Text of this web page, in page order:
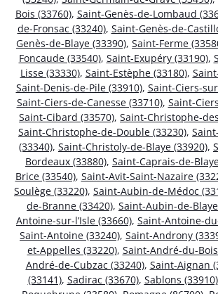
Bois (33760), Saint-Genès-de-Lombaud
de-Fronsac (33240), Saint-Genès-de-
Genès-de-Blaye (33390), Saint-Ferme
Foncaude (33540), Saint-Exupéry (33190),
Lisse (33330), Saint-Estèphe (33180),
Saint-Denis-de-Pile (33910), Saint-Ciers-
Saint-Ciers-de-Canesse (33710), Saint-
Saint-Cibard (33570), Saint-Christophe-
Saint-Christophe-de-Double (33230),
(33340), Saint-Christoly-de-Blaye (33920),
Bordeaux (33880), Saint-Caprais-de-
Brice (33540), Saint-Avit-Saint-Nazaire
Soulège (33220), Saint-Aubin-de-Médoc
de-Branne (33420), Saint-Aubin-de-
Antoine-sur-l’Isle (33660), Saint-Antoine-
Saint-Antoine (33240), Saint-Androny
et-Appelles (33220), Saint-André-du-
André-de-Cubzac (33240), Saint-Aignan
(33141), Sadirac (33670), Sablons (33910)